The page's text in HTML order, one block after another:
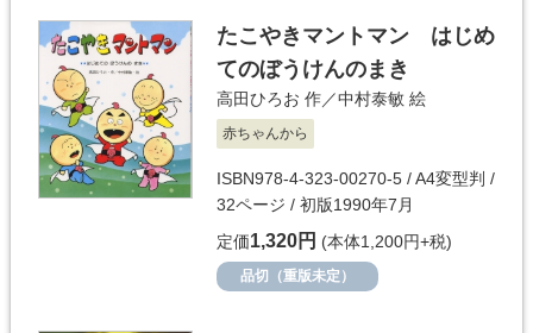
たこやきマントマン はじめ
てのぼうけんのまき
高田ひろお 作／中村泰敏 絵
赤ちゃんから
ISBN978-4-323-00270-5 / A4変型判 /
32ページ / 初版1990年7月
定価1,320円 (本体1,200円+税)
品切（重版未定）